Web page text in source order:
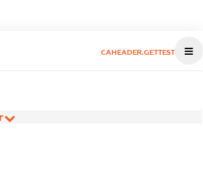
CAHEADER.GETTEST